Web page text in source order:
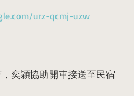
urz-qcmj-uzw
奕穎協助開車接送至民宿